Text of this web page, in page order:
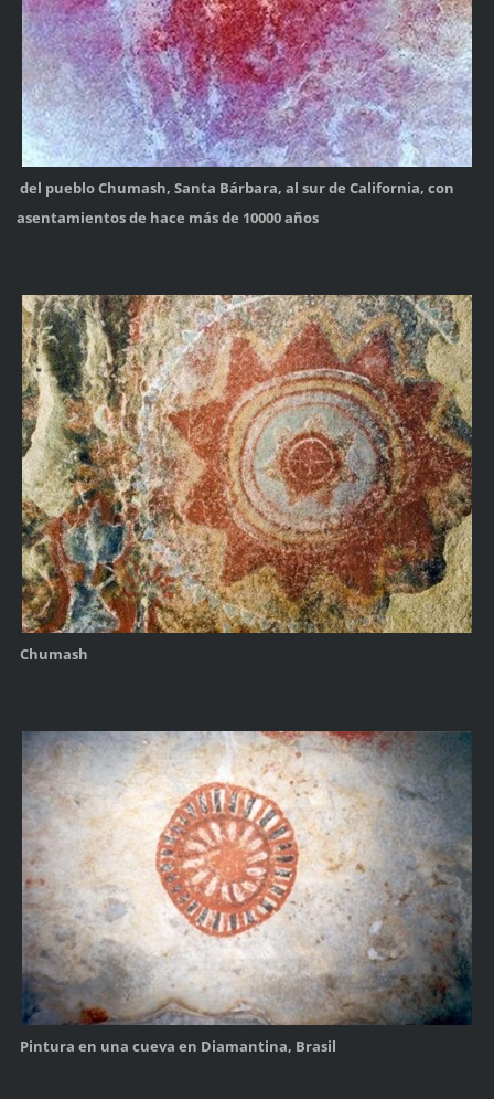
del pueblo Chumash, Santa Bárbara, al sur de California, con
asentamientos de hace más de 10000 años
Chumash
Pintura en una cueva en Diamantina, Brasil